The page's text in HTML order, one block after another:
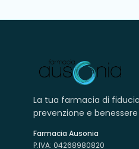
La tua farmacia di
prevenzione e
Farmacia Ausonia
P.IVA: 04268980820